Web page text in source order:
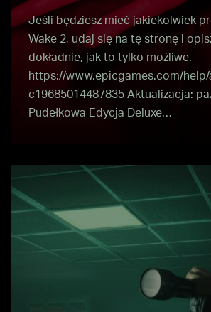
Jeśli będziesz mieć jakiekolwiek
Wake 2, udaj się na tę stronę i
dokładnie, jak to tylko możliwe.
https://www.epicgames.com/
c19685014487835 Aktualizacja:
Pudełkowa Edycja Deluxe…